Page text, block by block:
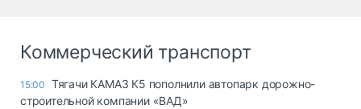
Коммерческий транспорт
15:00 Тягачи КАМАЗ К5 пополнили автопарк дорожно-
строительной компании «ВАД»